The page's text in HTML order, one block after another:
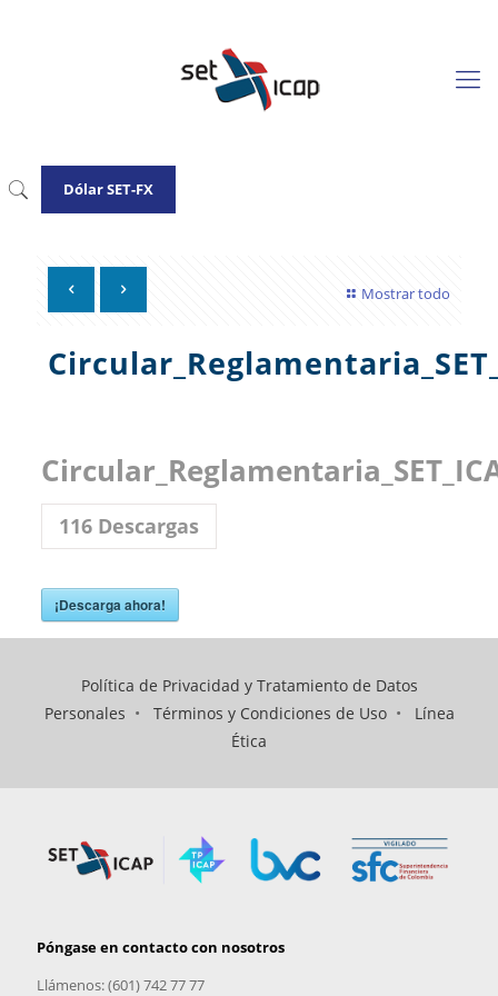
Dólar SET-FX
Mostrar todo
116Descargas
¡Descarga ahora!
Política de Privacidad y Tratamiento de Datos
Personales • Términos y Condiciones de Uso• Línea
Ética
Póngase en contacto con nosotros
Llámenos: (601) 742 77 77